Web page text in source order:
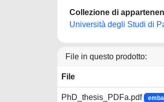
Collezione di
Università degli Studi di
File in questo prodotto:
File
PhD_thesis_PDFa.pdf